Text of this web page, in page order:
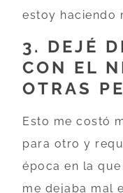
estoy haciendo
3. DEJÉ
CON EL
OTRAS
Esto me costó
para otro y
época en la
me dejaba mal